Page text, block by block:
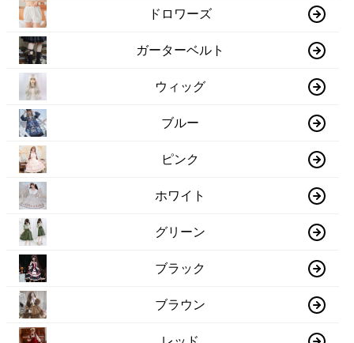
ドロワーズ
ガーターベルト
ウィッグ
ブルー
ピンク
ホワイト
グリーン
ブラック
ブラウン